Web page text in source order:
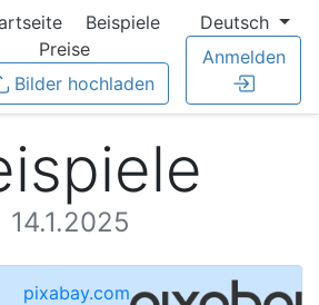
Beispiele
Preise
Bilder hochladen
Deutsch
Anmelden
14.1.2025
pixabay.com